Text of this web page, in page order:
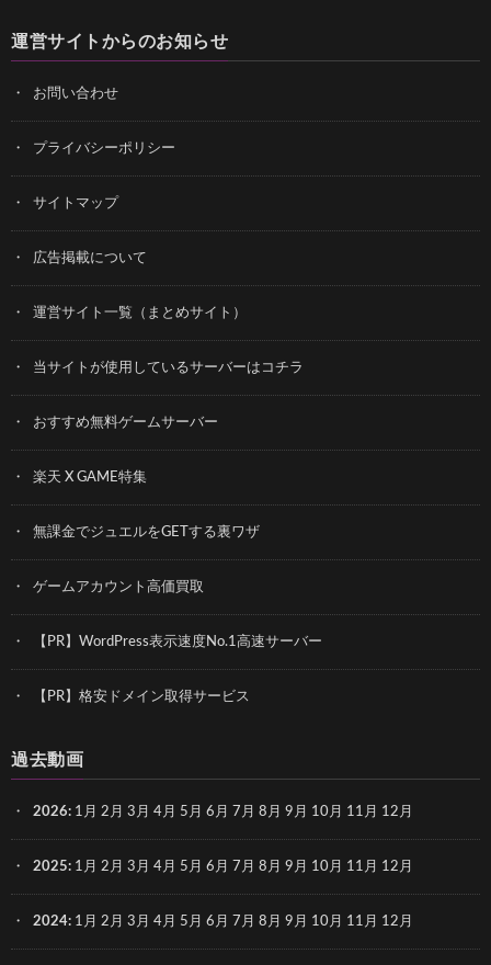
運営サイトからのお知らせ
お問い合わせ
プライバシーポリシー
サイトマップ
広告掲載について
運営サイト一覧（まとめサイト）
当サイトが使用しているサーバーはコチラ
おすすめ無料ゲームサーバー
楽天 X GAME特集
無課金でジュエルをGETする裏ワザ
ゲームアカウント高価買取
【PR】WordPress表示速度No.1高速サーバー
【PR】格安ドメイン取得サービス
過去動画
2026: 1月 2月 3月 4月 5月 6月 7月 8月 9月 10月 11月 12月
2025: 1月 2月 3月 4月 5月 6月 7月 8月 9月 10月 11月 12月
2024: 1月 2月 3月 4月 5月 6月 7月 8月 9月 10月 11月 12月